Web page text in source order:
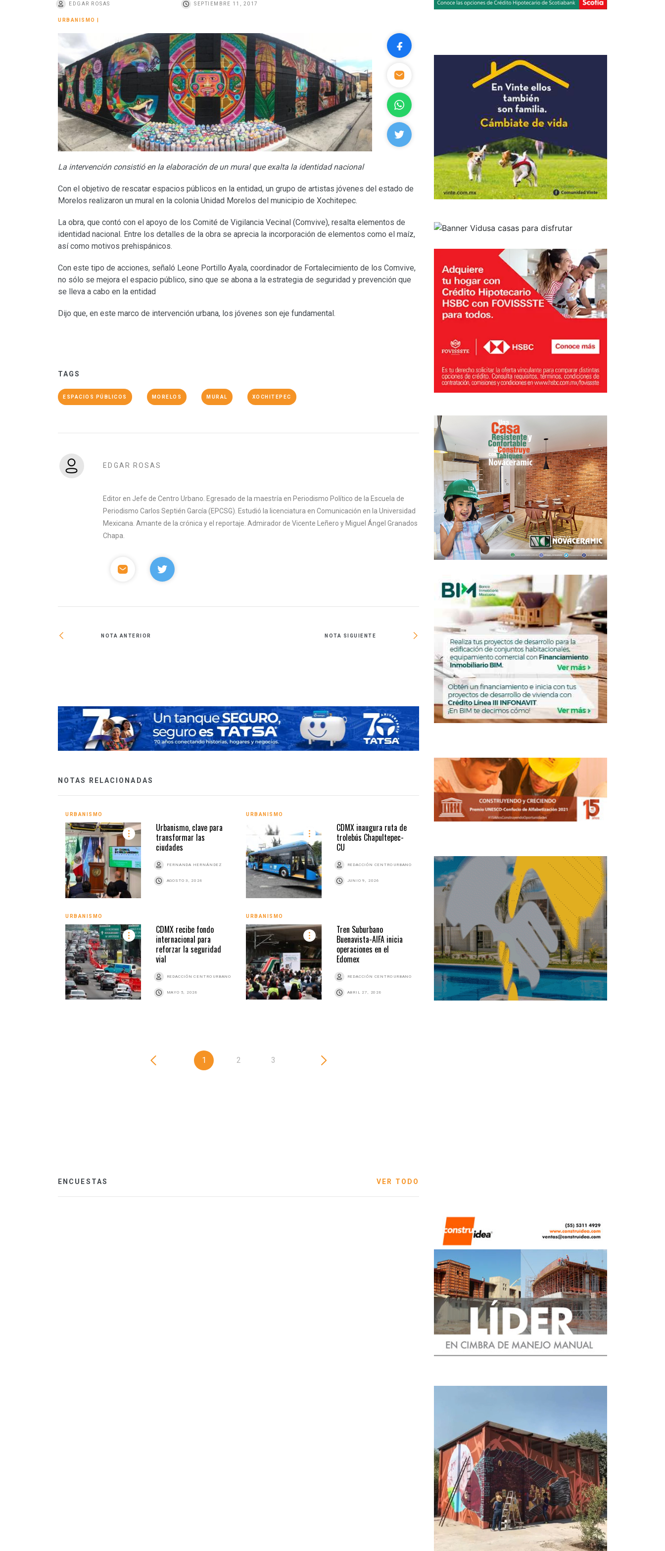
EDGAR ROSAS SEPTIEMBRE 11, 2017
URBANISMO
La intervención consistió en la elaboración de un mural que exalta la identidad nacional
Con el objetivo de rescatar espacios públicos en la entidad, un grupo de artistas jóvenes del estado de
Morelos realizaron un mural en la colonia Unidad Morelos del municipio de Xochitepec.
La obra, que contó con el apoyo de los Comité de Vigilancia Vecinal (Comvive), resalta elementos de
identidad nacional. Entre los detalles de la obra se aprecia la incorporación de elementos como el maíz,
así como motivos prehispánicos.
Con este tipo de acciones, señaló Leone Portillo Ayala, coordinador de Fortalecimiento de los Comvive,
no sólo se mejora el espacio público, sino que se abona a la estrategia de seguridad y prevención que
se lleva a cabo en la entidad
Dijo que, en este marco de intervención urbana, los jóvenes son eje fundamental.
TAGS
ESPACIOS PÚBLICOS MORELOS MURAL XOCHITEPEC
EDGAR ROSAS
Editor en Jefe de Centro Urbano. Egresado de la maestría en Periodismo Político de la Escuela de
Periodismo Carlos Septién García (EPCSG). Estudió la licenciatura en Comunicación en la Universidad
Mexicana. Amante de la crónica y el reportaje. Admirador de Vicente Leñero y Miguel Ángel Granados
Chapa.
NOTA ANTERIOR NOTA SIGUIENTE
Los números de la oferta inmobiliaria en
NOTAS RELACIONADAS
URBANISMO
Urbanismo, clave para
transformar las
ciudades
FERNANDA HERNÁNDEZ
AGOSTO 3, 2026
URBANISMO
CDMX inaugura ruta de
trolebús Chapultepec-
CU
REDACCIÓN CENTRO URBANO
JUNIO 9, 2026
URBANISMO
CDMX recibe fondo
internacional para
reforzar la seguridad
vial
REDACCIÓN CENTRO URBANO
MAYO 5, 2026
URBANISMO
Tren Suburbano
Buenavista-AIFA inicia
operaciones en el
Edomex
REDACCIÓN CENTRO URBANO
ABRIL 27, 2026
URBANISMO
Metrópolis
REDACCIÓN CENTRO URBANO
ABRIL 9, 2026
URBANISMO
Hasta 40% del Centro
Histórico de CDMX está
subutilizado: Topelson
FERNANDA HERNÁNDEZ
MARZO 24, 2026
1 2 3
ENCUESTAS VER TODO